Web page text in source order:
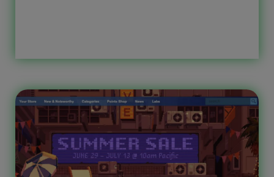
kopā. Kopā pildīt uzdevumus. Vai
kādu spēli kurā jāpilda loģiskās vai
matemātiskās mīklas. Datorspēles kā
motivācijas burkāns un […]